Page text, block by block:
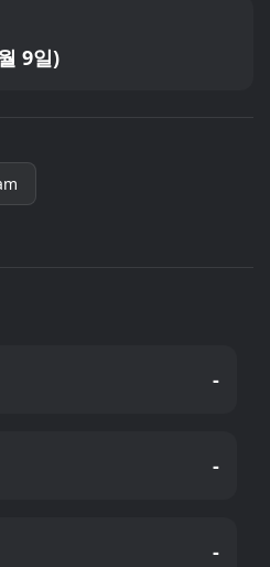
9일)
-
-
-